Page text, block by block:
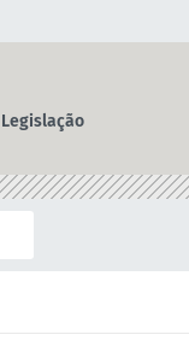
Legislação